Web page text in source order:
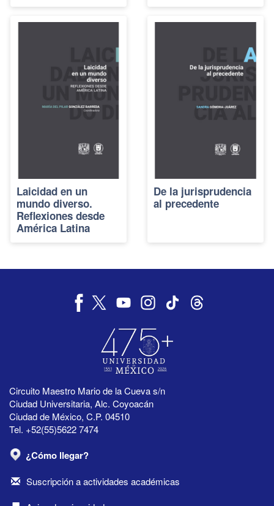
Laicidad en un
mundo diverso.
Reflexiones desde
América Latina
De la jurisprudencia
al precedente
Circuito Maestro Mario de la Cueva s/n
Ciudad Universitaria, Alc. Coyoacán
Ciudad de México, C.P. 04510
Tel. +52(55)5622 7474
¿Cómo llegar?
Suscripción a actividades académicas